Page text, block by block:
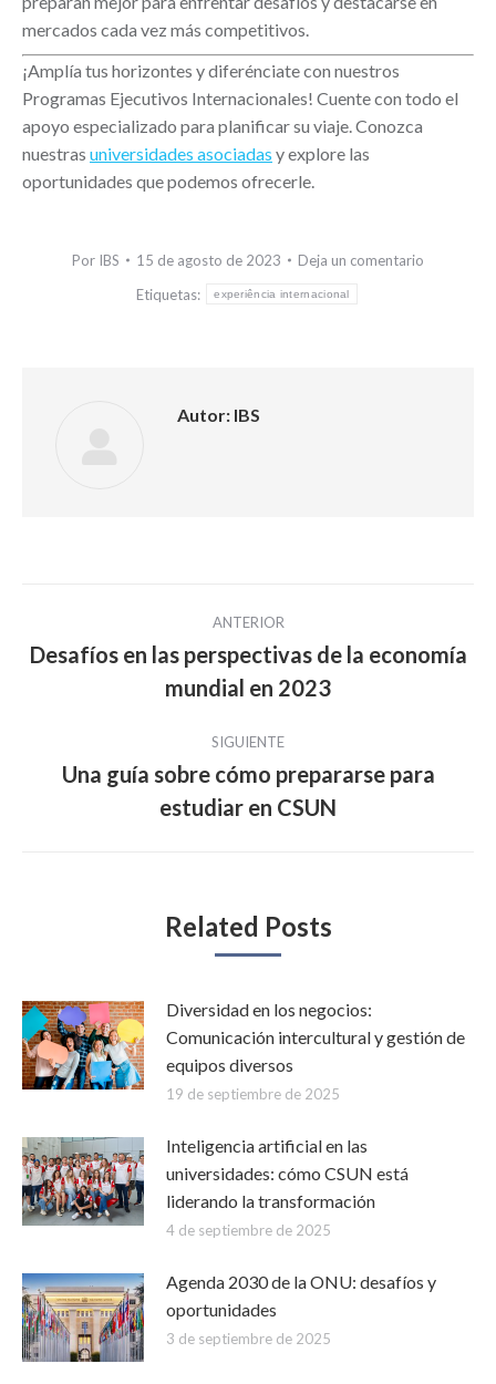
mercados cada vez más competitivos.
¡Amplía tus horizontes y diferénciate con nuestros
Programas Ejecutivos Internacionales! Cuente con todo el
apoyo especializado para planificar su viaje. Conozca
nuestras universidades asociadas y explore las
oportunidades que podemos ofrecerle.
Por IBS 15 de agosto de 2023
Deja un comentario
Etiquetas:
experiência internacional
Autor: IBS
entre
publicaciones
ANTERIOR
anterior:
Desafíos en las perspectivas de la economía
mundial en 2023
SIGUIENTE
Publicación
siguiente:
Una guía sobre cómo prepararse para
estudiar en CSUN
Related Posts
Diversidad en los negocios:
Comunicación intercultural y gestión de
equipos diversos
19 de septiembre de 2025
Inteligencia artificial en las
universidades: cómo CSUN está
liderando la transformación
4 de septiembre de 2025
Agenda 2030 de la ONU: desafíos y
oportunidades
3 de septiembre de 2025